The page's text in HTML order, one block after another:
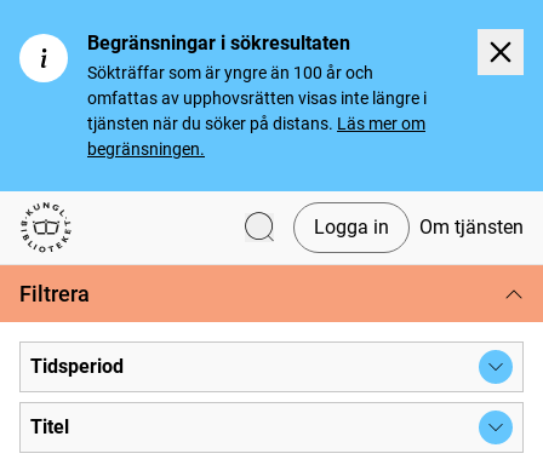
Begränsningar i sökresultaten
Sökträffar som är yngre än 100 år och
omfattas av upphovsrätten visas inte längre i
tjänsten när du söker på distans. Läs mer om
begränsningen.
Svenska tidningar
Logga in Om tjänsten
Filtrera
Tidsperiod
Titel